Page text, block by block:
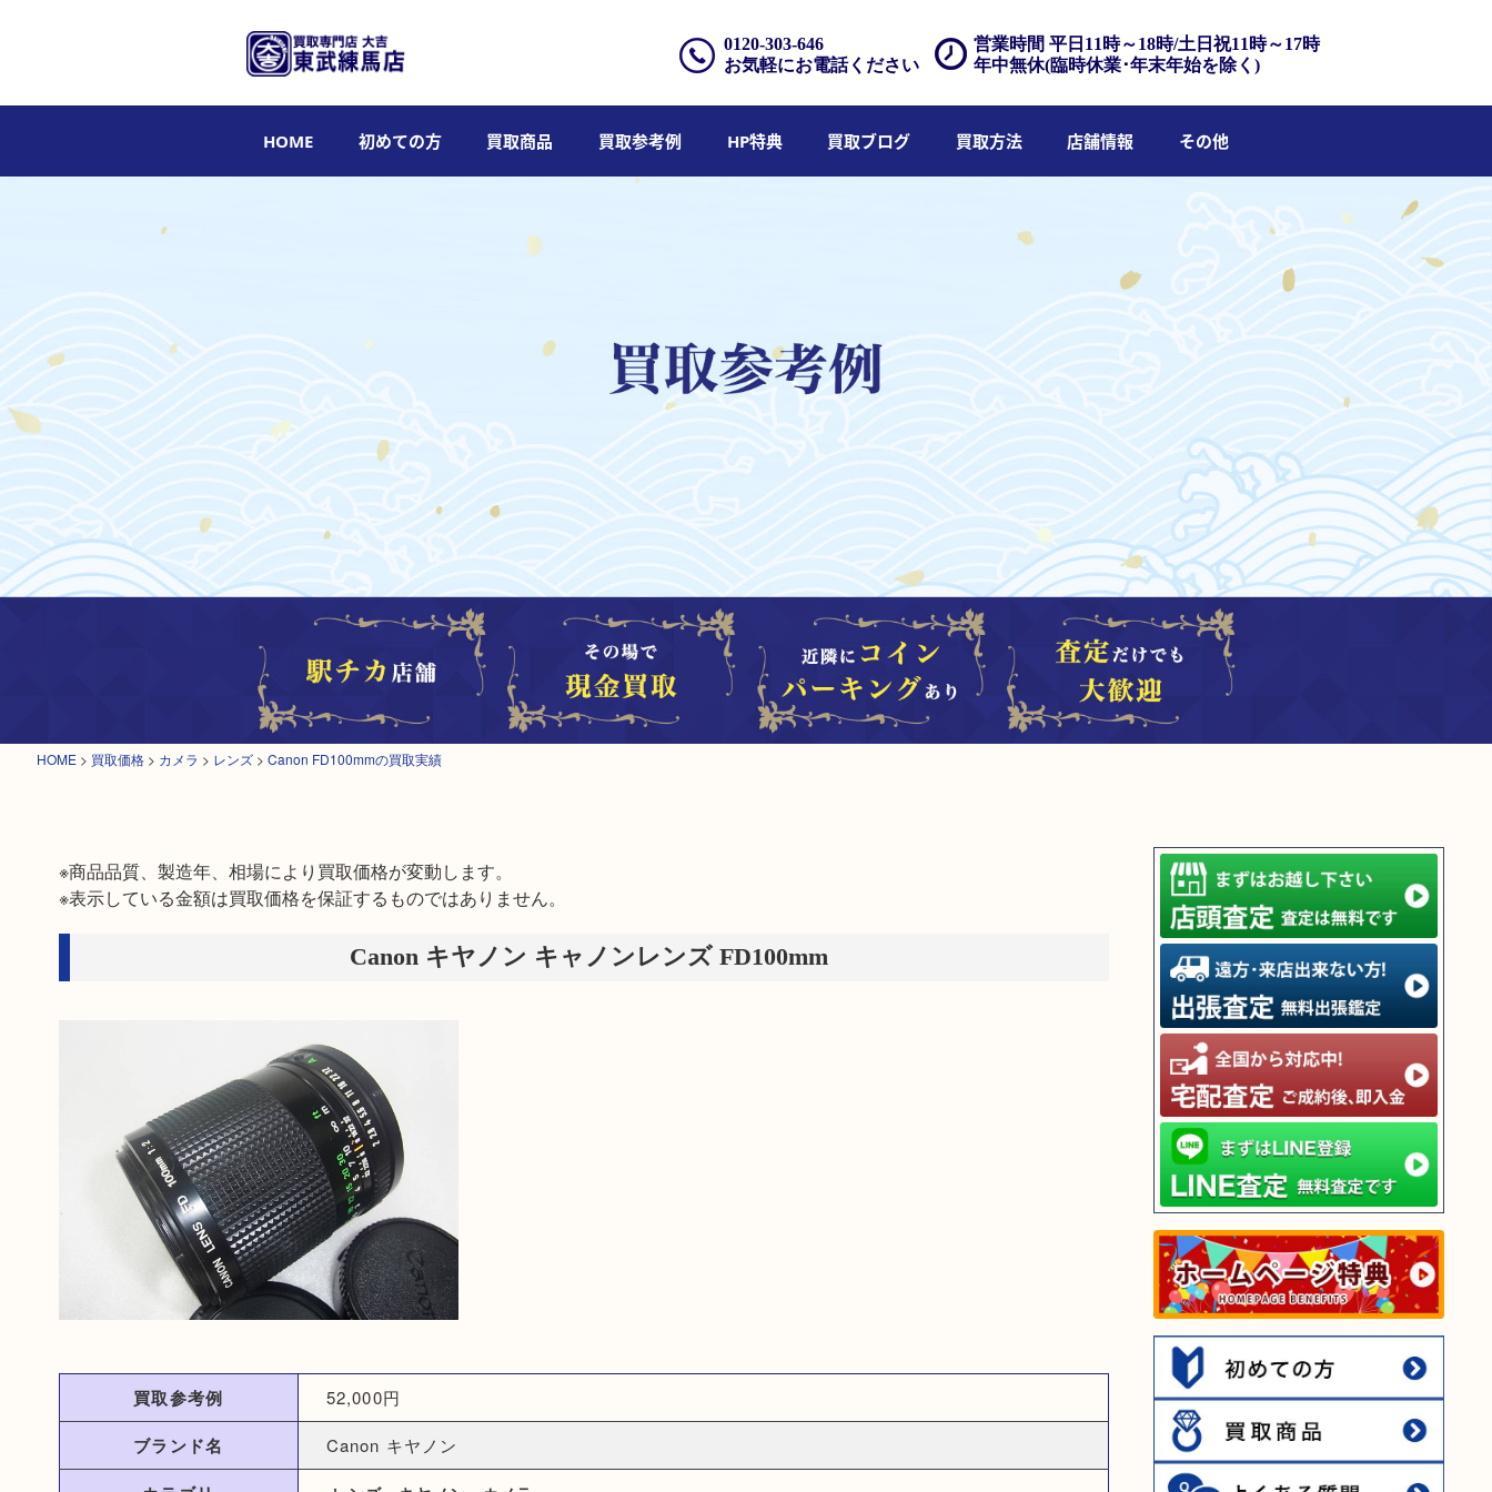
営業時間 平日11時～18時/土日祝11時～17時
年中無休(臨時休業･年末年始を除く)
0120-303-646
お気軽にお電話ください
HOME 初めての方 買取商品 買取参考例 HP特典 買取ブログ 買取方法 店舗情報 その他
HOME > 買取価格 > カメラ > レンズ > Canon FD100mmの買取実績
※商品品質、製造年、相場により買取価格が変動します。
※表示している金額は買取価格を保証するものではありません。
Canon キヤノン キャノンレンズ FD100mm
買取参考例 52,000円
ブランド名 Canon キヤノン